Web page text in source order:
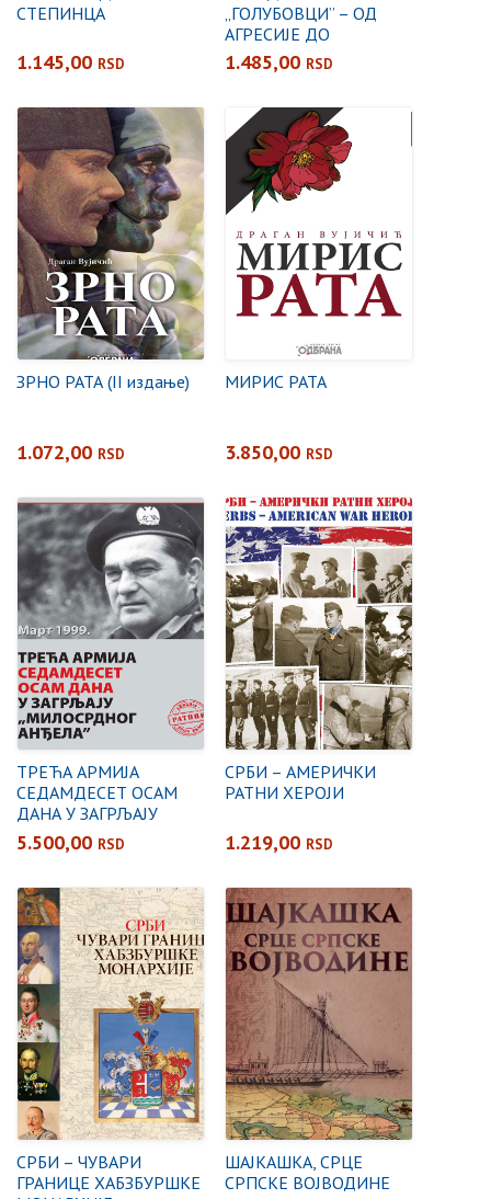
СТЕПИНЦА
1.145,00 RSD
„ГОЛУБОВЦИ” – ОД
АГРЕСИЈЕ ДО
СЕЦЕСИЈЕ
1.485,00 RSD
ЗРНО РАТА (II издање)
1.072,00 RSD
МИРИС РАТА
3.850,00 RSD
ТРЕЋА АРМИЈА
СЕДАМДЕСЕТ ОСАМ
ДАНА У ЗАГРЉАЈУ
„МИЛОСРДНОГ
АНЂЕЛА”
5.500,00 RSD
СРБИ – АМЕРИЧКИ
РАТНИ ХЕРОЈИ
1.219,00 RSD
СРБИ – ЧУВАРИ
ГРАНИЦЕ ХАБЗБУРШКЕ
ШАЈКАШКА, СРЦЕ
СРПСКЕ ВОЈВОДИНЕ